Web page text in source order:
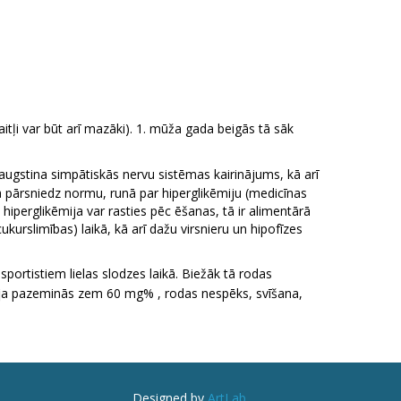
var būt arī mazāki). 1. mūža gada beigās tā sāk
simpātiskās nervu sistēmas kairinājums, kā arī
normu, runā par hiperglikēmiju (medicīnas
var rasties pēc ēšanas, tā ir alimentārā
laikā, kā arī dažu virsnieru un hipofīzes
lielas slodzes laikā. Biežāk tā rodas
pazeminās zem 60 mg% , rodas nespēks, svīšana,